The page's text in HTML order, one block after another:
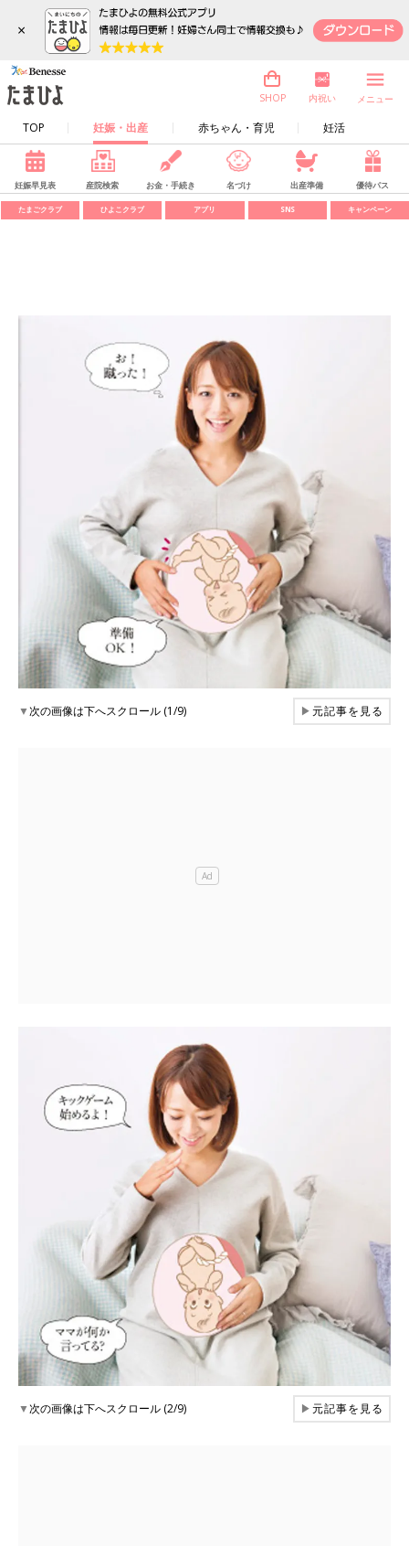
×
TOP 妊娠・出産 赤ちゃん・育児 妊活
SHOP 内祝い メニュー
妊娠早見表 産院検索 お金・手続き 名づけ 出産準備 優待パス
たまごクラブ ひよこクラブ アプリ SNS キャンペーン
▼次の画像は下へスクロール (1/9) ▶元記事を見る
▼次の画像は下へスクロール (2/9) ▶元記事を見る